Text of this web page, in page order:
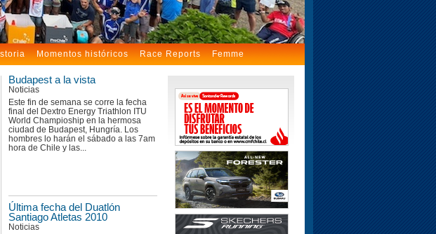
Momentos históricos Race Reports Femme
Budapest a la vista
Noticias
Este fin de semana se corre la fecha
final del Dextro Energy Triathlon ITU
World Champioship en la hermosa
ciudad de Budapest, Hungría. Los
hombres lo harán el sábado a las 7am
hora de Chile y las...
Última fecha del Duatlón
Santiago Atletas 2010
Noticias